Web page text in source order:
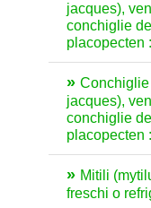
jacques),
conchiglie
placopecten
jacques),
conchiglie
placopecten
Mitili
freschi o